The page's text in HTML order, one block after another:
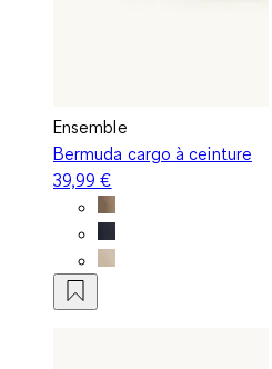
Ensemble
Bermuda cargo à ceinture
39,99 €